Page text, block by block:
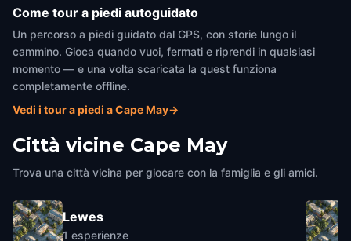
Come tour a piedi autoguidato
Un percorso a piedi guidato dal GPS, con storie lungo il
cammino. Gioca quando vuoi, fermati e riprendi in qualsiasi
momento — e una volta scaricata la quest funziona
completamente offline.
Vedi i tour a piedi a Cape May→
Città vicine Cape May
Trova una città vicina per giocare con la famiglia e gli amici.
Lewes
1 esperienze